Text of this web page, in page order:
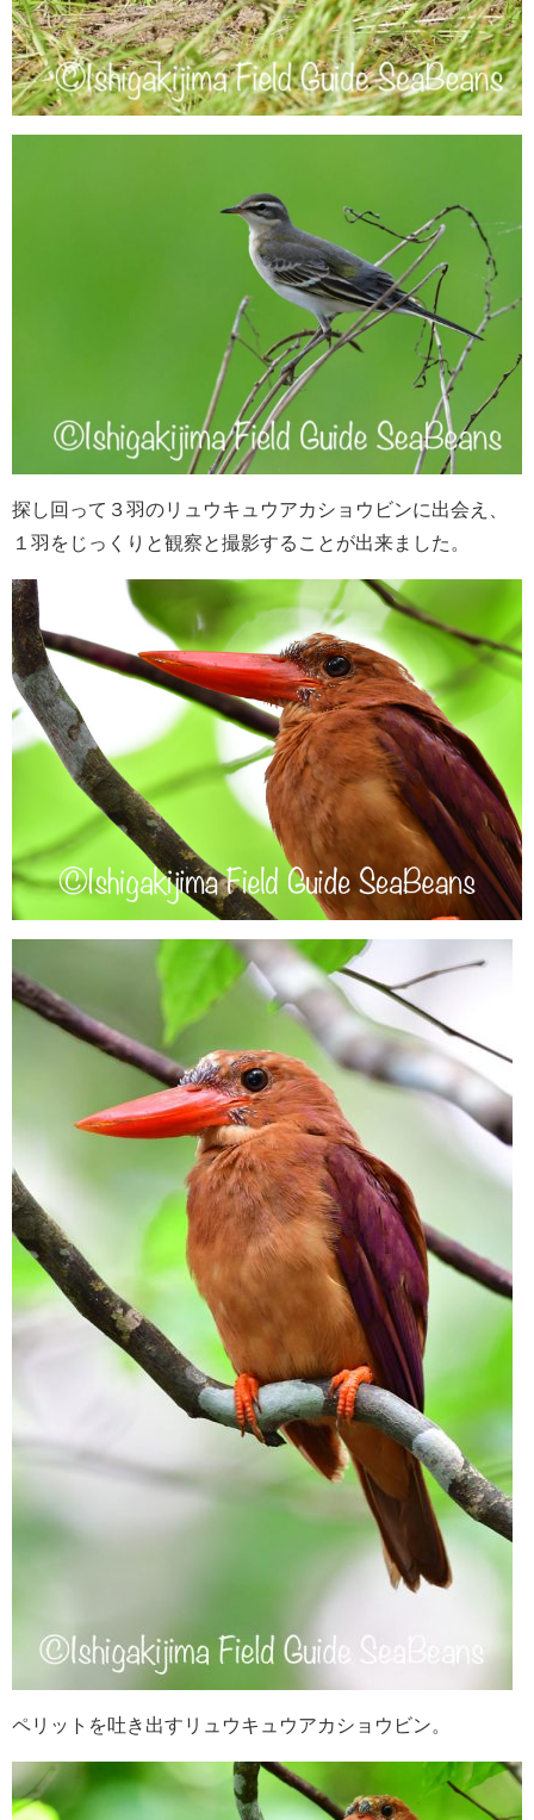
探し回って３羽のリュウキュウアカショウビンに出会え、
１羽をじっくりと観察と撮影することが出来ました。
ペリットを吐き出すリュウキュウアカショウビン。